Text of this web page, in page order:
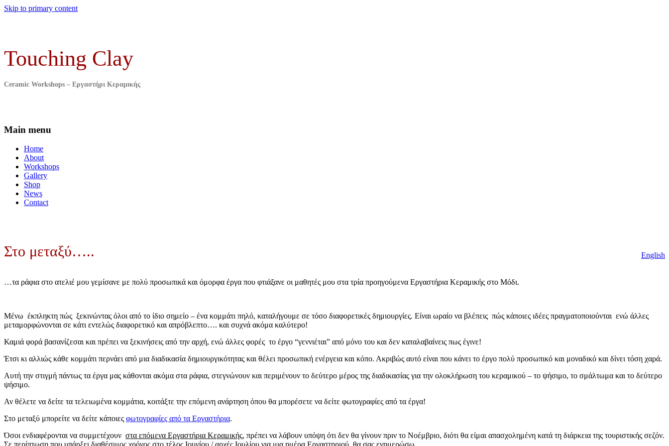
Skip to primary content
Touching Clay
Ceramic Workshops – Εργαστήρι Κεραμικής
Main menu
Home
About
Workshops
Gallery
Shop
News
Contact
Στο μεταξύ….. English
…τα ράφια στο ατελιέ μου γεμίσανε με πολύ προσωπικά και όμορφα έργα που φτιάξανε οι μαθητές μου στα τρία προηγούμενα Εργαστήρια Κεραμικής στο Μόδι.
Μένω έκπληκτη πώς ξεκινώντας όλοι από το ίδιο σημείο – ένα κομμάτι πηλό, καταλήγουμε σε τόσο διαφορετικές δημιουργίες. Είναι ωραίο να βλέπεις πώς κάποιες ιδέες πραγματοποιούνται ενώ άλλες
μεταμορφώνονται σε κάτι εντελώς διαφορετικό και απρόβλεπτο…. και συχνά ακόμα καλύτερο!
Καμιά φορά βασανίζεσαι και πρέπει να ξεκινήσεις από την αρχή, ενώ άλλες φορές το έργο “γεννιέται” από μόνο του και δεν καταλαβαίνεις πως έγινε!
Έτσι κι αλλιώς κάθε κομμάτι περνάει από μια διαδικασία δημιουργικότητας και θέλει προσωπική ενέργεια και κόπο. Ακριβώς αυτό είναι που κάνει το έργο πολύ προσωπικό και μοναδικό και δίνει τόση χαρά.
Αυτή την στιγμή πάντως τα έργα μας κάθονται ακόμα στα ράφια, στεγνώνουν και περιμένουν το δεύτερο μέρος της διαδικασίας για την ολοκλήρωση του κεραμικού – το ψήσιμο, το σμάλτωμα και το δεύτερο
ψήσιμο.
Αν θέλετε να δείτε τα τελειωμένα κομμάτια, κοιτάξτε την επόμενη ανάρτηση όπου θα μπορέσετε να δείτε φωτογραφίες από τα έργα!
Στο μεταξύ μπορείτε να δείτε κάποιες φωτογραφίες από τα Εργαστήρια.
Όσοι ενδιαφέρονται να συμμετέχουν στα επόμενα Εργαστήρια Κεραμικής, πρέπει να λάβουν υπόψη ότι δεν θα γίνουν πριν το Νοέμβριο, διότι θα είμαι απασχολημένη κατά τη διάρκεια της τουριστικής σεζόν.
Σε περίπτωση που υπάρξει διαθέσιμος χρόνος στο τέλος Ιουνίου / αρχές Ιουλίου για μια ημέρα Εργαστηριού, θα σας ενημερώσω.